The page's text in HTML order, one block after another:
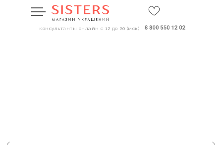
консультанты онлайн с 12 до 20 (мск)